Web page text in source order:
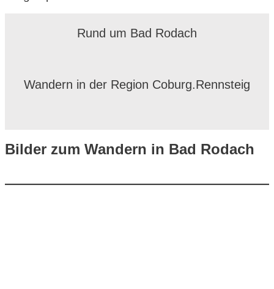
Rund um Bad Rodach
Wandern in der Region Coburg.Rennsteig
Bilder zum Wandern in Bad Rodach